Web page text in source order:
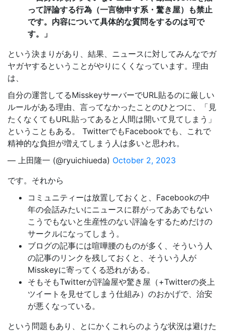
って評論する行為（一言物申す系・驚き屋）も禁止
です。内容について具体的な質問をするのは可で
す。」
という決まりがあり、結果、ニュースに対してみんなでガ
ヤガヤするということがやりにくくなっています。理由
は、
自分の運営してるMisskeyサーバーでURL貼るのに厳しい
ルールがある理由、言ってなかったことのひとつに、「見
たくなくてもURL貼ってあると人間は開いて見てしまう」
ということもある。 TwitterでもFacebookでも、これで
精神的な負担が増えてしまう人は多いと思われ。
— 上田隆一 (@ryuichiueda) October 2, 2023
です。それから
コミュニティーは放置しておくと、Facebookの中
年の会話みたいにニュースに群がってああでもない
こうでもないと生産性のない評論をするためだけの
サークルになってしまう。
ブログの記事には喧嘩腰のものが多く、そういう人
の記事のリンクを残しておくと、そういう人が
Misskeyに寄ってくる恐れがある。
そもそもTwitterが評論屋や驚き屋（+Twitterの炎上
ツイートを見せてしまう仕組み）のおかげで、治安
が悪くなっている。
という問題もあり、とにかくこれらのような状況は避けた